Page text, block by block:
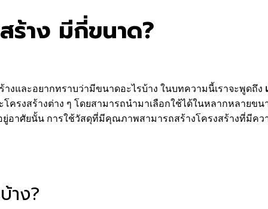
ร้าง มีกี่ขนาด?
และอยากทราบว่ามีขนาดอะไรบ้าง ในบทความนี้เราจะพูดถึง
ครงสร้างต่าง ๆ โดยสามารถนำมาเลือกใช้ได้ในหลากหลาย
อาศัยนั้น การใช้วัสดุที่มีคุณภาพสามารถสร้างโครงสร้างที่มี
าง?